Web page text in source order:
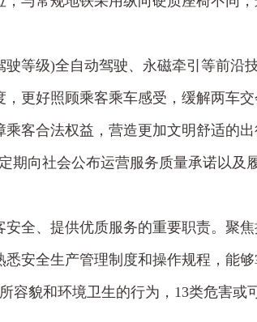
等级)全自动驾驶、永磁牵引等前沿
更好照顾乘客乘车感受，缓解两车交
客合法权益，营造更加文明舒适的出
向社会公布运营服务质量承诺以
全、提供优质服务的重要职责。聚
安全生产管理制度和操作规程，能
貌和环境卫生的行为，13类危害